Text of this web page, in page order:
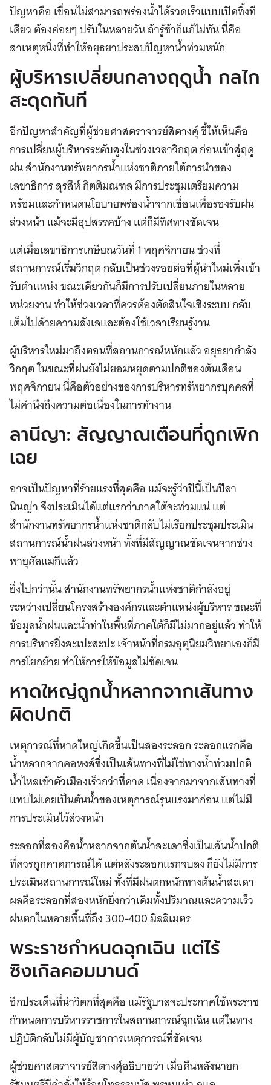
ปัญหาคือ เขื่อนไม่สามารถพร่องน้ำได้รวดเร็วแบบเปิดทิ้งที
เดียว ต้องค่อยๆ ปรับในหลายวัน ถ้ารู้ช้าก็แก้ไม่ทัน นี่คือ
สาเหตุหนึ่งที่ทำให้อยุธยาประสบปัญหาน้ำท่วมหนัก
ผู้บริหารเปลี่ยนกลางฤดูน้ำ กลไก
สะดุดทันที
อีกปัญหาสำคัญที่ผู้ช่วยศาสตราจารย์สิตางศุ์ ชี้ให้เห็นคือ
การเปลี่ยนผู้บริหารระดับสูงในช่วงเวลาวิกฤต ก่อนเข้าสู่ฤดู
ฝน สำนักงานทรัพยากรน้ำแห่งชาติภายใต้การนำของ
เลขาธิการ สุรสีห์ กิตติมณฑล มีการประชุมเตรียมความ
พร้อมและกำหนดนโยบายพร่องน้ำจากเขื่อนเพื่อรองรับฝน
ล่วงหน้า แม้จะมีอุปสรรคบ้าง แต่ก็มีทิศทางชัดเจน
แต่เมื่อเลขาธิการเกษียณวันที่ 1 พฤศจิกายน ช่วงที่
สถานการณ์เริ่มวิกฤต กลับเป็นช่วงรอยต่อที่ผู้นำใหม่เพิ่งเข้า
รับตำแหน่ง ขณะเดียวกันก็มีการปรับเปลี่ยนภายในหลาย
หน่วยงาน ทำให้ช่วงเวลาที่ควรต้องตัดสินใจเชิงระบบ กลับ
เต็มไปด้วยความลังเลและต้องใช้เวลาเรียนรู้งาน
ผู้บริหารใหม่มาถึงตอนที่สถานการณ์หนักแล้ว อยุธยากำลัง
วิกฤต ในขณะที่ฝนยังไม่ยอมหยุดตามปกติของต้นเดือน
พฤศจิกายน นี่คือตัวอย่างของการบริหารทรัพยากรบุคคลที่
ไม่คำนึงถึงความต่อเนื่องในการทำงาน
ลานีญา: สัญญาณเตือนที่ถูกเพิก
เฉย
อาจเป็นปัญหาที่ร้ายแรงที่สุดคือ แม้จะรู้ว่าปีนี้เป็นปีลา
นินญ่า จึงประเมินได้แต่แรกว่าภาคใต้จะท่วมแน่ แต่
สำนักงานทรัพยากรน้ำแห่งชาติกลับไม่เรียกประชุมประเมิน
สถานการณ์น้ำฝนล่วงหน้า ทั้งที่มีสัญญาณชัดเจนจากช่วง
พายุคัลแมกีแล้ว
ยิ่งไปกว่านั้น สำนักงานทรัพยากรน้ำแห่งชาติกำลังอยู่
ระหว่างเปลี่ยนโครงสร้างองค์กรและตำแหน่งผู้บริหาร ขณะที่
ข้อมูลน้ำฝนและน้ำท่าในพื้นที่ภาคใต้ก็มีไม่มากอยู่แล้ว ทำให้
การบริหารยิ่งสะเปะสะปะ เจ้าหน้าที่กรมอุตุนิยมวิทยาเองก็มี
การโยกย้าย ทำให้การให้ข้อมูลไม่ชัดเจน
หาดใหญ่ถูกน้ำหลากจากเส้นทาง
ผิดปกติ
เหตุการณ์ที่หาดใหญ่เกิดขึ้นเป็นสองระลอก ระลอกแรกคือ
น้ำหลากจากคอหงส์ซึ่งเป็นเส้นทางที่ไม่ใช่ทางน้ำท่วมปกติ
น้ำไหลเข้าตัวเมืองเร็วกว่าที่คาด เนื่องจากมาจากเส้นทางที่
แทบไม่เคยเป็นต้นน้ำของเหตุการณ์รุนแรงมาก่อน แต่ไม่มี
การประเมินไว้ล่วงหน้า
ระลอกที่สองคือน้ำหลากจากต้นน้ำสะเดาซึ่งเป็นเส้นน้ำปกติ
ที่ควรถูกคาดการณ์ได้ แต่หลังระลอกแรกจบลง ก็ยังไม่มีการ
ประเมินสถานการณ์ใหม่ ทั้งที่มีฝนตกหนักทางต้นน้ำสะเดา
ผลคือระลอกที่สองหนักยิ่งกว่าเดิมทั้งปริมาณและความเร็ว
ฝนตกในหลายพื้นที่ถึง 300-400 มิลลิเมตร
พระราชกำหนดฉุกเฉิน แต่ไร้
ซิงเกิลคอมมานด์
อีกประเด็นที่น่าวิตกที่สุดคือ แม้รัฐบาลจะประกาศใช้พระราช
กำหนดการบริหารราชการในสถานการณ์ฉุกเฉิน แต่ในทาง
ปฏิบัติกลับไม่มีผู้บัญชาการเหตุการณ์ที่ชัดเจน
ผู้ช่วยศาสตราจารย์สิตางศุ์อธิบายว่า เมื่อคืนหลังนายก